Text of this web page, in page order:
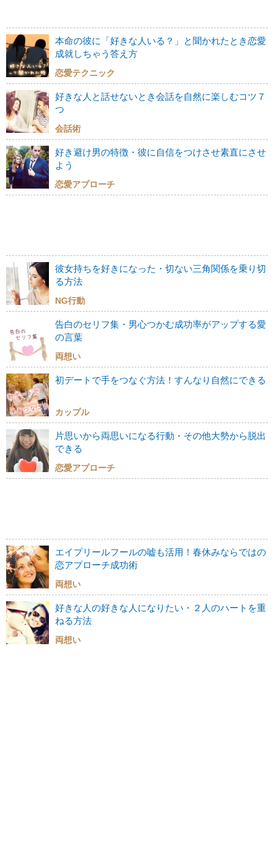
本命の彼に「好きな人いる？」と聞かれたとき恋愛
成就しちゃう答え方
恋愛テクニック
好きな人と話せないとき会話を自然に楽しむコツ７
つ
会話術
好き避け男の特徴・彼に自信をつけさせ素直にさせ
よう
恋愛アプローチ
彼女持ちを好きになった・切ない三角関係を乗り切
る方法
NG行動
告白のセリフ集・男心つかむ成功率がアップする愛
の言葉
両想い
初デートで手をつなぐ方法！すんなり自然にできる
カップル
片思いから両思いになる行動・その他大勢から脱出
できる
恋愛アプローチ
エイプリールフールの嘘も活用！春休みならではの
恋アプローチ成功術
両想い
好きな人の好きな人になりたい・２人のハートを重
ねる方法
両想い